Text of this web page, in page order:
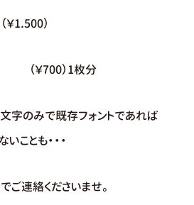
1.500）
）1枚分
文字のみで既存フォントであれば
ことも・・・
ご連絡くださいませ。